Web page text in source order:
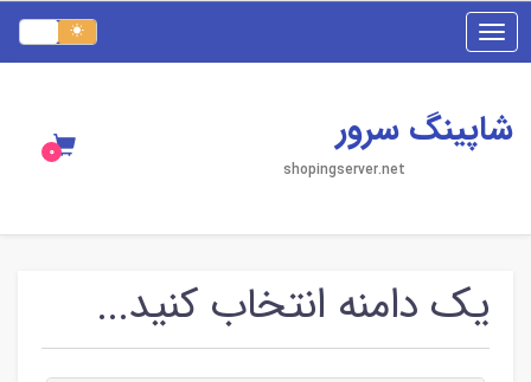
Toggle
navigation
شاپینگ سرور
shopingserver.net
یک دامنه انتخاب کنید...